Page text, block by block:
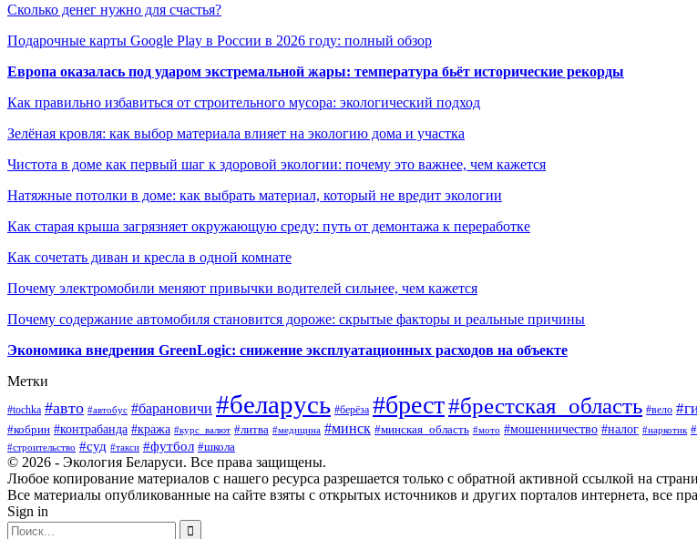
Сколько денег нужно для счастья?
Подарочные карты Google Play в России в 2026 году: полный обзор
Европа оказалась под ударом экстремальной жары: температура бьёт исторические рекорды
Как правильно избавиться от строительного мусора: экологический подход
Зелёная кровля: как выбор материала влияет на экологию дома и участка
Чистота в доме как первый шаг к здоровой экологии: почему это важнее, чем кажется
Натяжные потолки в доме: как выбрать материал, который не вредит экологии
Как старая крыша загрязняет окружающую среду: путь от демонтажа к переработке
Как сочетать диван и кресла в одной комнате
Почему электромобили меняют привычки водителей сильнее, чем кажется
Почему содержание автомобиля становится дороже: скрытые факторы и реальные причины
Экономика внедрения GreenLogic: снижение эксплуатационных расходов на объекте
Метки
#tochka #авто #автобус #барановичи #беларусь #берёза #брест#брестская_область #вело
#кобрин #контрабанда #кража #курс_валют #литва #медицина #минск #минская_область #мото #мошенничество #налог #наркотик
#строительство #суд #такси #футбол #школа
© 2026 - Экология Беларуси. Все права защищены.
Любое копирование материалов с нашего ресурса разрешается только с обратной активной ссылкой на
Все материалы опубликованные на сайте взяты с открытых источников и других порталов интернета, все
Sign in